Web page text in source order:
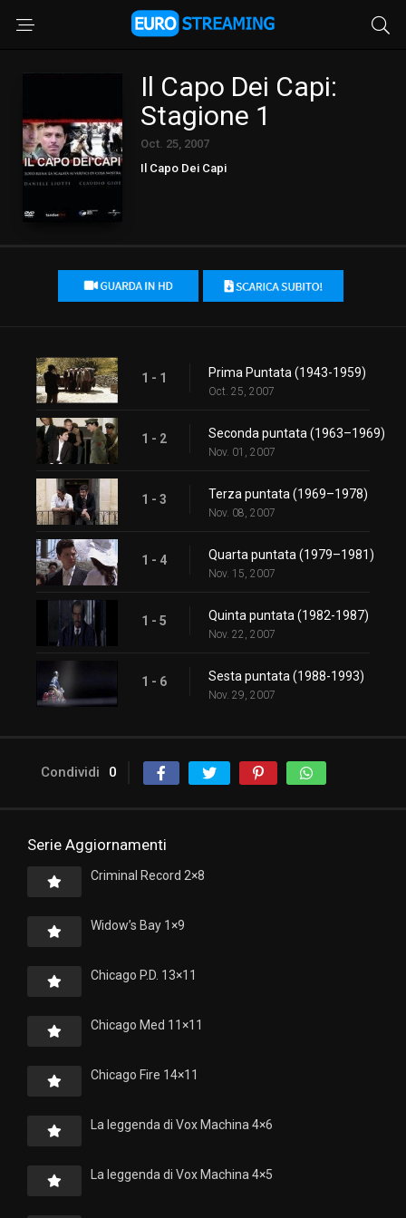
Il Capo Dei Capi:
Stagione 1
Oct. 25, 2007
Il Capo Dei Capi
1 - 1 Prima Puntata (1943-1959)
Oct. 25, 2007
1 - 2 Seconda puntata (1963–1969)
Nov. 01, 2007
1 - 3 Terza puntata (1969–1978)
Nov. 08, 2007
1 - 4 Quarta puntata (1979–1981)
Nov. 15, 2007
1 - 5 Quinta puntata (1982-1987)
Nov. 22, 2007
1 - 6 Sesta puntata (1988-1993)
Nov. 29, 2007
Condividi 0
Serie Aggiornamenti
Criminal Record 2×8
Widow’s Bay 1×9
Chicago P.D. 13×11
Chicago Med 11×11
Chicago Fire 14×11
La leggenda di Vox Machina 4×6
La leggenda di Vox Machina 4×5